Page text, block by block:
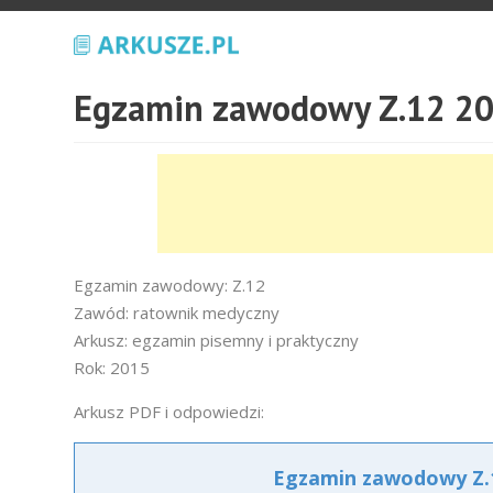
Egzamin zawodowy Z.12
Egzamin zawodowy: Z.12
Zawód: ratownik medyczny
Arkusz: egzamin pisemny i praktyczny
Rok: 2015
Arkusz PDF i odpowiedzi:
Egzamin zawodowy